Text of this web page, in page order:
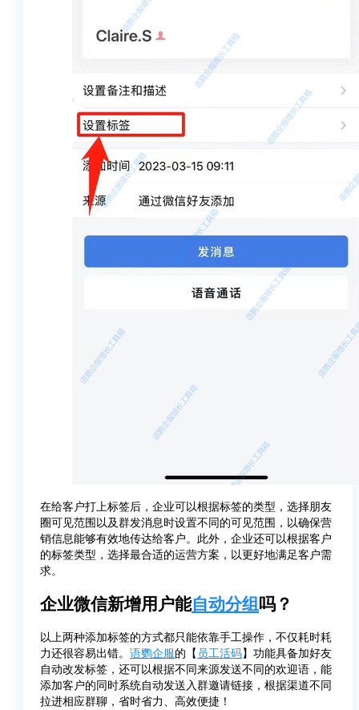
在给客户打上标签后，企业可以根据标签的类型，选择朋友
圈可见范围以及群发消息时设置不同的可见范围，以确保营
销信息能够有效地传达给客户。此外，企业还可以根据客户
的标签类型，选择最合适的运营方案，以更好地满足客户需
求。
企业微信新增用户能自动分组吗？
以上两种添加标签的方式都只能依靠手工操作，不仅耗时耗
力还很容易出错。 语鹦企服的【 员工活码】功能具备加好友
自动改发标签，还可以根据不同来源发送不同的欢迎语，能
添加客户的同时系统自动发送入群邀请链接，根据渠道不同
拉进相应群聊，省时省力、高效便捷！